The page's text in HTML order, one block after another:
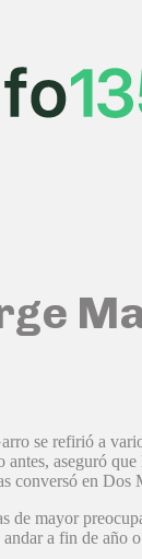
se refirió a
antes, aseguró
conversó en
de mayor
a fin de año